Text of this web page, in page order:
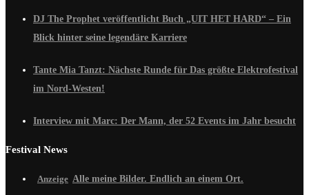
DJ The Prophet veröffentlicht Buch „UIT HET HARD“ – Ein
Blick hinter seine legendäre Karriere
Tante Mia Tanzt: Nächste Runde für Das größte Elektrofestival
im Nord-Westen!
Interview mit Marc: Der Mann, der 52 Events im Jahr besucht
Festival News
Alle meine Bilder. Endlich an einem Ort.